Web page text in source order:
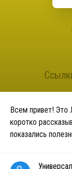
Всем привет! Это
коротко
показались